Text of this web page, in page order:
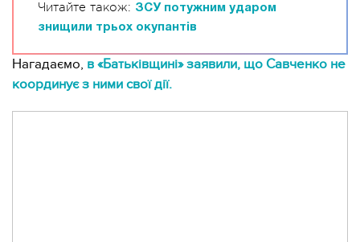
Читайте також: ЗСУ потужним ударом
знищили трьох окупантів
Нагадаємо, в «Батьківщині» заявили, що Савченко не
координує з ними свої дії.